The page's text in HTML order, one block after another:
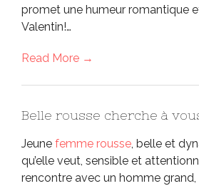
promet une humeur romantique
Valentin!…
Read More →
Belle rousse cherche à
Jeune femme rousse, belle et
qu’elle veut, sensible et
rencontre avec un homme grand,